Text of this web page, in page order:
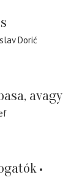
Dorić
avagy